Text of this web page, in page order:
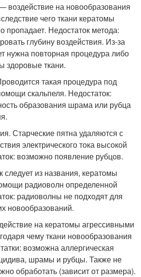
воздействие на новообразования
чего ткани кератомы
пропадает. Недостаток метода:
глубину воздействия. Из-за
нужна повторная процедура либо
здоровые ткани.
такая процедура под
скальпеля. Недостаток:
образования шрама или рубца
Старческие пятна удаляются с
электрического тока высокой
возможно появление рубцов.
следует из названия, кератомы
радиоволн определенной
радиоволны не подходят для
новообразований.
на кератомы агрессивными
чему ткани новообразования
возможна аллергическая
шрамы и рубцы. Также не
обработать (зависит от размера).